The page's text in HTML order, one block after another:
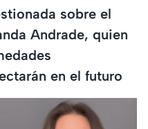
sobre el
Andrade, quien
en el futuro